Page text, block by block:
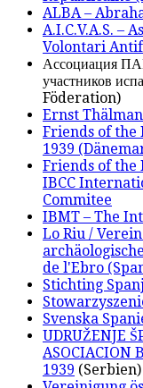
ALBA –
A.I.C.V.A.S. –
Volontari
Ассоциация
участников
Föderation)
Ernst
Friends of the
1939
Friends of
IBCC
Commitee
IBMT – The
Lo Riu /
de l'Ebro
Stichting
Svenska
UDRUŽENJE
ASOCIACION
1939 (Serbien)